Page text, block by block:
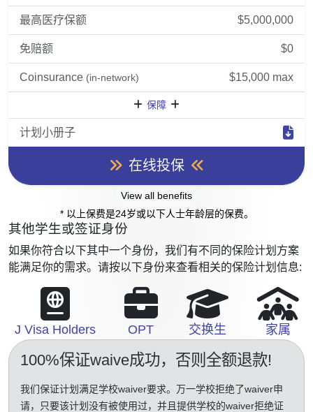
最高医疗保额 $5,000,000
免赔额 $0
Coinsurance (in-network) $15,000 max
保障
计划小册子
在线投保
View all benefits
* 以上保费是24岁或以下人士年龄层的保费。
其他学生或签证身份
如果你符合以下其中一个身份，我们有不同的保险计划方案
能满足你的需求。请按以下身份来查看相关的保险计划信息:
J Visa Holders OPT 交换生 家属
100%保证waive成功，否则全额退款!
我们保证计划满足学校waiver要求。万一学校拒绝了waiver申
请，只要该计划没有被使用过，并且提供学校的waiver拒绝证